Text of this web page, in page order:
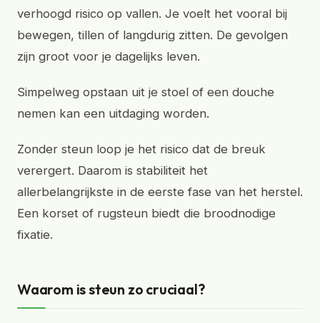
verhoogd risico op vallen. Je voelt het vooral bij
bewegen, tillen of langdurig zitten. De gevolgen
zijn groot voor je dagelijks leven.
Simpelweg opstaan uit je stoel of een douche
nemen kan een uitdaging worden.
Zonder steun loop je het risico dat de breuk
verergert. Daarom is stabiliteit het
allerbelangrijkste in de eerste fase van het herstel.
Een korset of rugsteun biedt die broodnodige
fixatie.
Waarom is steun zo cruciaal?